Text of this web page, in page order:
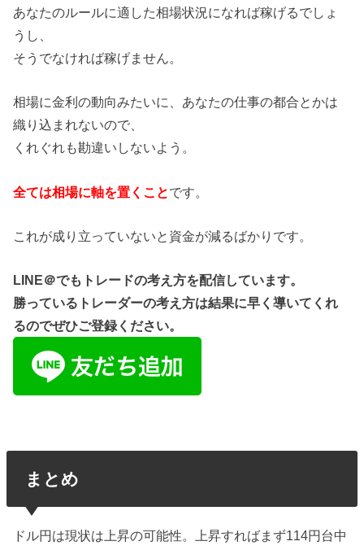
あなたのルールに適した相場状況になれば稼げるでしょ
うし、
そうでなければ稼げません。
相場に金利の動向みたいに、あなたの仕事の都合とかは
織り込まれないので、
くれぐれも勘違いしないよう。
全ては相場に軸を置くことです。
これが成り立っていないと資金が減るばかりです。
LINE＠でもトレードの考え方を配信しています。
勝っているトレーダーの考え方は結果に早く導いてくれ
るのでぜひご登録ください。
まとめ
ドル円は現状は上昇の可能性。上昇すればまず114円台中